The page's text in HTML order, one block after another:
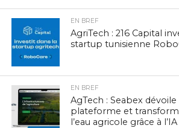
EN BREF
AgriTech : 216 Capital
startup tunisienne
EN BREF
AgTech : Seabex
plateforme et
l’eau agricole grâce à l’IA